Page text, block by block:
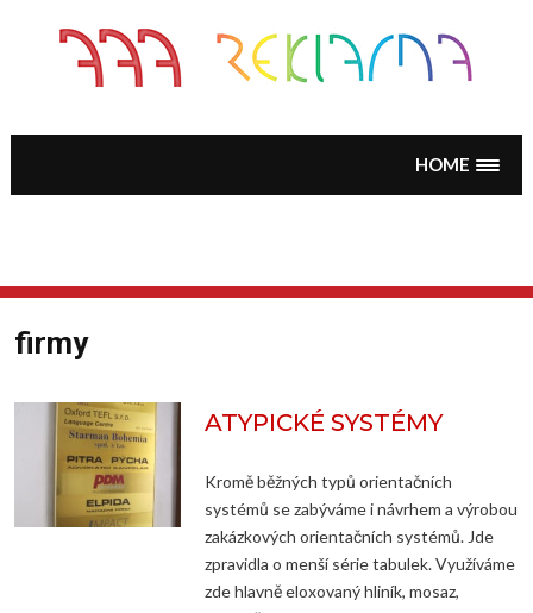
content
HOME
firmy
ATYPICKÉ SYSTÉMY
Kromě běžných typů orientačních
systémů se zabýváme i návrhem a výrobou
zakázkových orientačních systémů. Jde
zpravidla o menší série tabulek. Využíváme
zde hlavně eloxovaný hliník, mosaz,